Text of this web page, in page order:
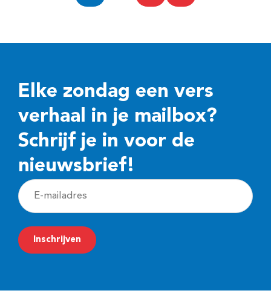
Elke zondag een vers
verhaal in je mailbox?
Schrijf je in voor de
nieuwsbrief!
E
-
m
a
Inschrijven